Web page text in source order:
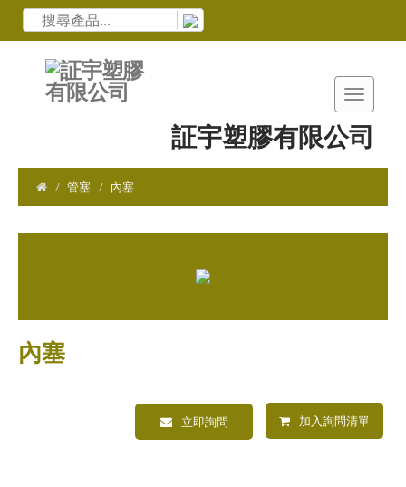
証宇塑膠有限公司
管塞 內塞
內塞
立即詢問 加入詢問清單